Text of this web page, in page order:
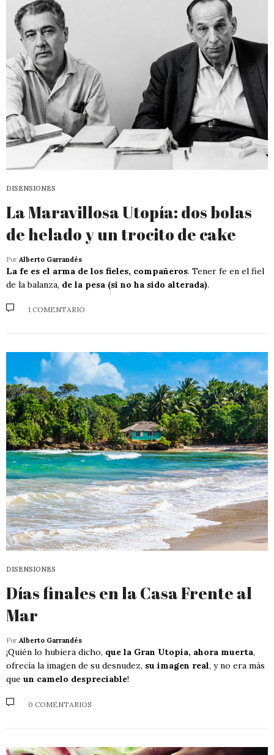
DISENSIONES
La Maravillosa Utopía: dos bolas
de helado y un trocito de cake
Por Alberto Garrandés
La fe es el arma de los fieles, compañeros. Tener fe en el fiel
de la balanza, de la pesa (si no ha sido alterada).
1 COMENTARIO
DISENSIONES
Días finales en la Casa Frente al
Mar
Por Alberto Garrandés
¡Quién lo hubiera dicho, que la Gran Utopía, ahora muerta,
ofrecía la imagen de su desnudez, su imagen real, y no era más
que un camelo despreciable!
0 COMENTARIOS